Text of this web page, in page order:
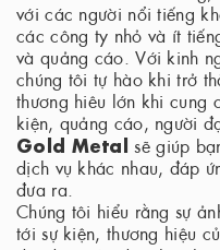
với các người nổi tiếng
các công ty nhỏ và ít
và quảng cáo. Với kinh
chúng tôi tự hào khi trở
thương hiêu lớn khi cung
kiện, quảng cáo, người
Gold Metal sẽ giúp
dịch vụ khác nhau, đáp
đưa ra.
Chúng tôi hiểu rằng sự
tới sự kiện, thương hiệu